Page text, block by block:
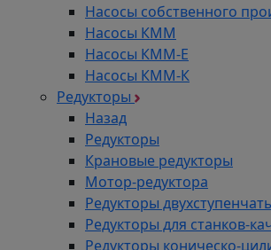
Насосы собственного
Насосы КММ
Насосы КММ-Е
Насосы КММ-К
Редукторы
Назад
Редукторы
Крановые редукторы
Мотор-редуктора
Редукторы
Редукторы для станков-
Редукторы коническо-